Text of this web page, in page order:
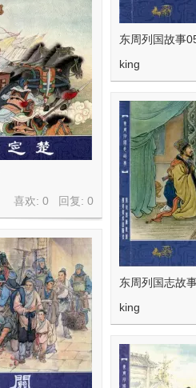
东周列国故事
king
喜欢: 0 回复: 0
东周列国志故
king